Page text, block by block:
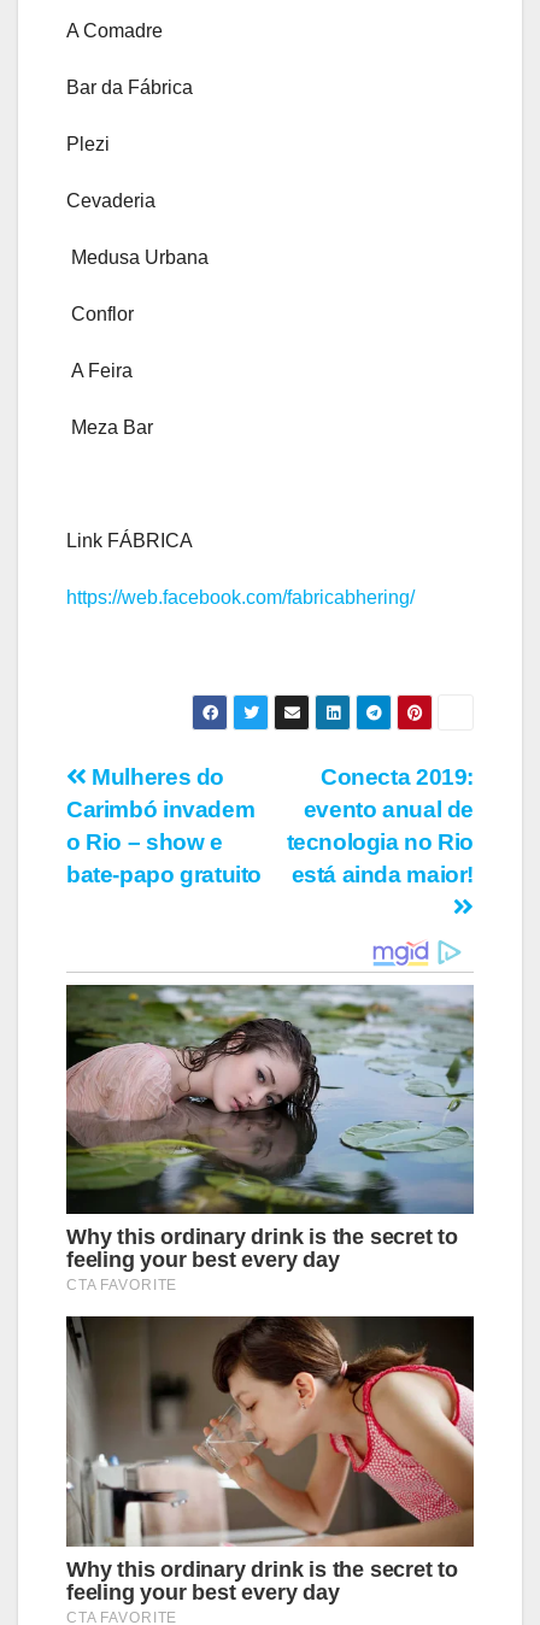
A Comadre
Bar da Fábrica
Plezi
Cevaderia
Medusa Urbana
Conflor
A Feira
Meza Bar
Link FÁBRICA
https://web.facebook.com/fabricabhering/
Navegação
de
Post
Conecta 2019:
evento anual de
tecnologia no Rio
está ainda maior!
Mulheres do
Carimbó invadem
o Rio – show e
bate-papo gratuito